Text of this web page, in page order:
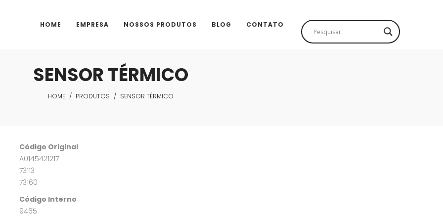
HOME EMPRESA NOSSOS PRODUTOS BLOG CONTATO
SENSOR TÉRMICO
HOME / PRODUTOS / SENSOR TÉRMICO
Código Original
A0145421217
73113
73160
Código Interno
9465